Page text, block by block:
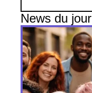
News du jour